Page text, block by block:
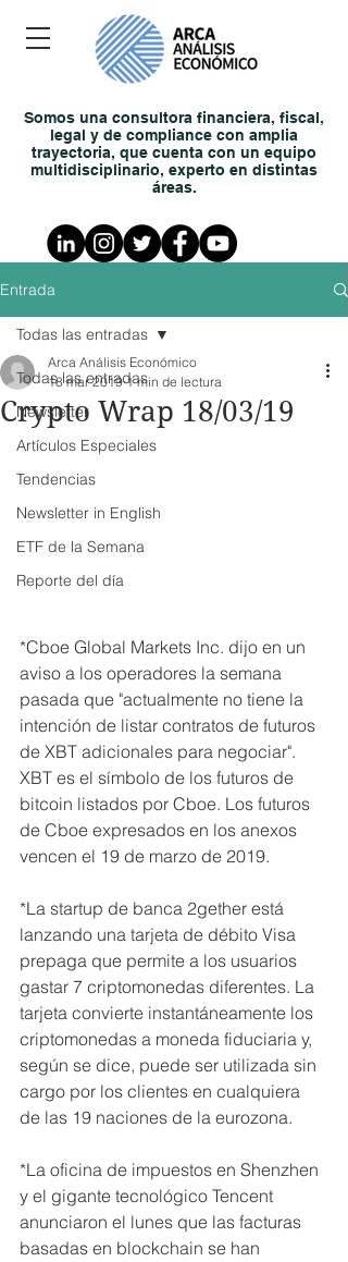
Somos una consultora financiera, fiscal,
legal y de compliance con amplia
trayectoria, que cuenta con un equipo
multidisciplinario, experto en distintas
áreas.
Entrada
Todas las entradas
Newsletter
Artículos Especiales
Tendencias
Newsletter in English
ETF de la Semana
Reporte del día
Todas las entradas
Crypto Wrap 18/03/19
Arca Análisis Económico
18 mar 2019 1 min de lectura
*Cboe Global Markets Inc. dijo en un
aviso a los operadores la semana
pasada que "actualmente no tiene la
intención de listar contratos de futuros
de XBT adicionales para negociar".
XBT es el símbolo de los futuros de
bitcoin listados por Cboe. Los futuros
de Cboe expresados en los anexos
vencen el 19 de marzo de 2019.
*La startup de banca 2gether está
lanzando una tarjeta de débito Visa
prepaga que permite a los usuarios
gastar 7 criptomonedas diferentes. La
tarjeta convierte instantáneamente los
criptomonedas a moneda fiduciaria y,
según se dice, puede ser utilizada sin
cargo por los clientes en cualquiera
de las 19 naciones de la eurozona.
*La oficina de impuestos en Shenzhen
y el gigante tecnológico Tencent
anunciaron el lunes que las facturas
basadas en blockchain se han